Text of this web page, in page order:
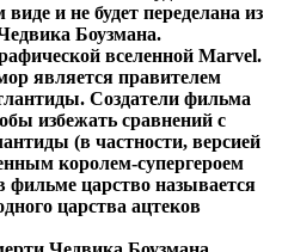
и не будет переделана из
Боузмана.
вселенной Marvel.
является правителем
Создатели фильма
избежать сравнений с
(в частности, версией
королем-супергероем
царство называется
царства ацтеков